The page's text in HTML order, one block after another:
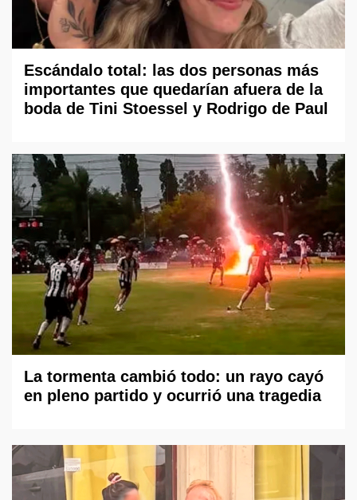
Escándalo total: las dos personas más
importantes que quedarían afuera de la
boda de Tini Stoessel y Rodrigo de Paul
La tormenta cambió todo: un rayo cayó
en pleno partido y ocurrió una tragedia